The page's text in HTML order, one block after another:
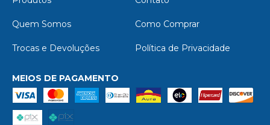
Quem Somos Como Comprar
Trocas e Devoluções Política de Privacidade
MEIOS DE PAGAMENTO